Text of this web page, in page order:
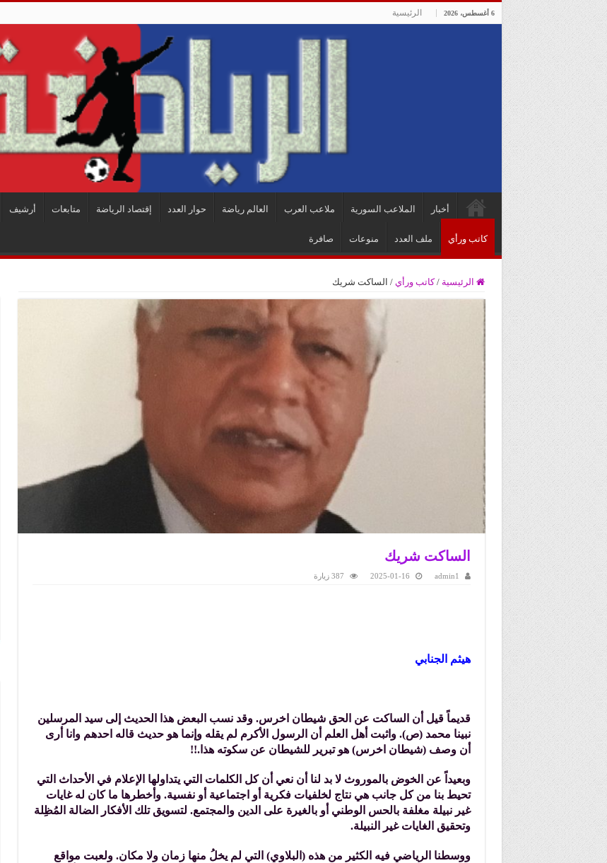
6 أغسطس، 2026 الرئيسية
أخبار الملاعب السورية ملاعب العرب العالم رياضة حوار العدد إقتصاد الرياضة متابعات أرشيف
كاتب ورأي ملف العدد منوعات صافرة
الرئيسية / كاتب ورأي / الساكت شريك
الساكت شريك
admin1
2025-01-16 387 زيارة
هيثم الجنابي
قديماً قيل أن الساكت عن الحق شيطان اخرس. وقد نسب البعض هذا الحديث إلى سيد المرسلين
نبينا محمد (ص). واثبت أهل العلم أن الرسول الأكرم لم يقله وإنما هو حديث قاله احدهم وانا أرى
أن وصف (شيطان اخرس) هو تبرير للشيطان عن سكوته هذا.!!
وبعيداً عن الخوض بالموروث لا بد لنا أن نعي أن كل الكلمات التي يتداولها الإعلام في الأحداث التي
تحيط بنا من كل جانب هي نتاج لخلفيات فكرية أو اجتماعية أو نفسية. وأخطرها ما كان له غايات
غير نبيلة مغلفة بالحس الوطني أو بالغيرة على الدين والمجتمع. لتسويق تلك الأفكار الضالة المُظِلة
وتحقيق الغايات غير النبيلة.
ووسطنا الرياضي فيه الكثير من هذه (البلاوي) التي لم يخلُ منها زمان ولا مكان. ولعبت مواقع